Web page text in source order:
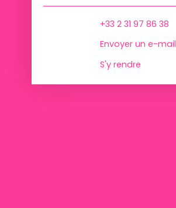
+33 2 31 97 86 38
Envoyer un e-mail
S'y rendre